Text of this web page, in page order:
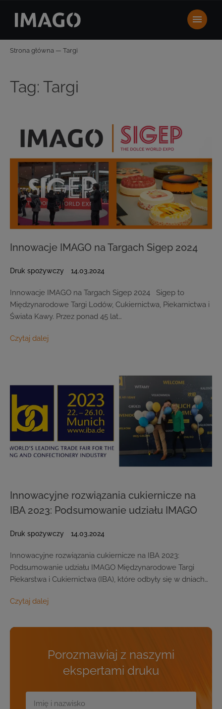
Strona główna — Targi
Tag: Targi
Innowacje IMAGO na Targach Sigep 2024
Druk spożywczy 14.03.2024
Innowacje IMAGO na Targach Sigep 2024 Sigep to
Międzynarodowe Targi Lodów, Cukiernictwa, Piekarnictwa i
Świata Kawy. Przez ponad 45 lat…
Czytaj dalej
Innowacyjne rozwiązania cukiernicze na
IBA 2023: Podsumowanie udziału IMAGO
Druk spożywczy 14.03.2024
Innowacyjne rozwiązania cukiernicze na IBA 2023:
Podsumowanie udziału IMAGO Międzynarodowe Targi
Piekarstwa i Cukiernictwa (IBA), które odbyły się w dniach…
Czytaj dalej
Porozmawiaj z naszymi
ekspertami druku